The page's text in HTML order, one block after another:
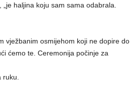
„je haljina koju sam sama odabrala.
vježbanim osmijehom koji ne dopire do
ćemo te. Ceremonija počinje za